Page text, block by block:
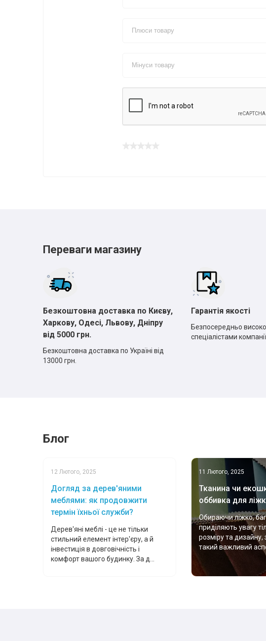
Переваги магазину
Безкоштовна доставка по Києву,
Харкову, Одесі, Львову, Дніпру
від 5000 грн.
Безкоштовна доставка по Україні від
13000 грн.
Гарантія якості
Безпосередньо
спеціалістами
Блог
12 Лютого, 2025
Догляд за дерев'яними
меблями: як продовжити
термін їхньої служби?
Дерев'яні меблі - це не тільки
стильний елемент інтер'єру, а й
інвестиція в довговічність і
комфорт вашого будинку. За д...
11 Лютого, 2025
Тканина чи
оббивка для
Обираючи ліжко,
приділяють увагу
розміру та
такий важливий